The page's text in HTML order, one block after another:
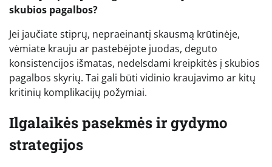
skubios pagalbos?
Jei jaučiate stiprų, nepraeinantį skausmą krūtinėje,
vėmiate krauju ar pastebėjote juodas, deguto
konsistencijos išmatas, nedelsdami kreipkitės į skubios
pagalbos skyrių. Tai gali būti vidinio kraujavimo ar kitų
kritinių komplikacijų požymiai.
Ilgalaikės pasekmės ir gydymo
strategijos